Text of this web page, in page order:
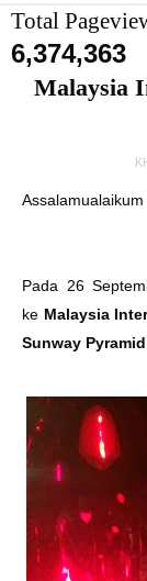
Total
6,374,363
Malaysia
Pada 26
ke Malaysia
Sunway